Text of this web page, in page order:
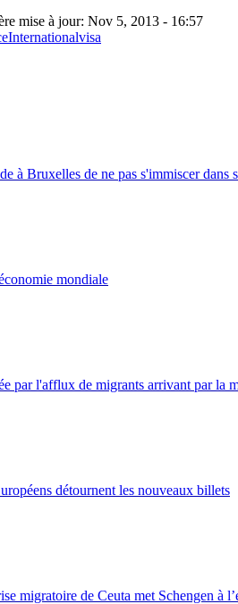
mise à jour: Nov 5, 2013 - 16:57
Internationalvisa
à Bruxelles de ne pas s'immiscer dans
mondiale
par l'afflux de migrants arrivant par la
détournent les nouveaux billets
migratoire de Ceuta met Schengen à